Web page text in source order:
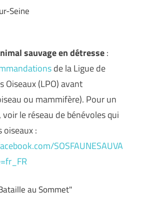
Seine
sauvage en détresse:
de la Ligue de
Oiseaux (LPO) avant
ou mammifère). Pour un
voir le réseau de bénévoles qui
oiseaux :
SOSFAUNESAUVA
au Sommet"